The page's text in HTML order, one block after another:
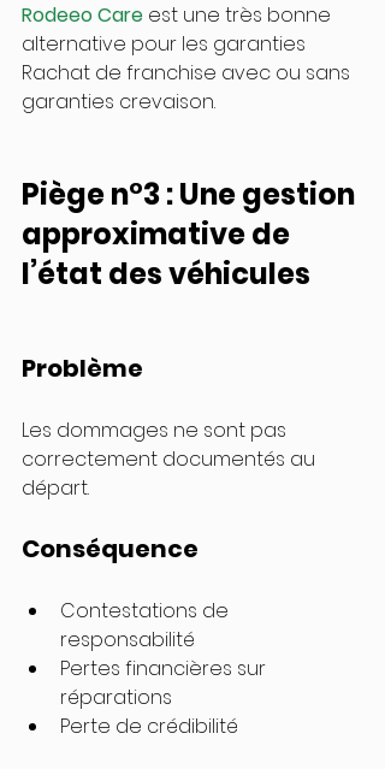
Rodeeo Care est une très bonne
alternative pour les garanties
Rachat de franchise avec ou sans
garanties crevaison.
Piège n°3 : Une gestion
approximative de
l’état des véhicules
Problème
Les dommages ne sont pas
correctement documentés au
départ.
Conséquence
Contestations de
responsabilité
Pertes financières sur
réparations
Perte de crédibilité